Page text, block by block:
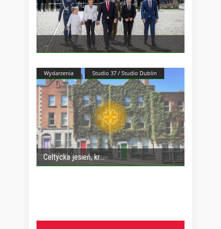
Wydarzenia Studio 37 / Studio Dublin
Celtycka jesień, kr